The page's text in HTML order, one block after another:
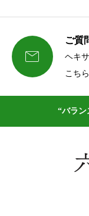

ご質
ヘキ
こち
“バラン